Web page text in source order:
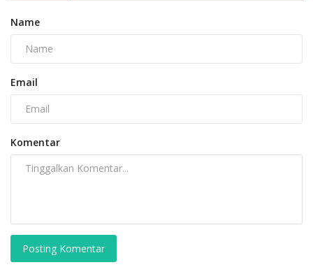
Name
Email
Komentar
Posting Komentar